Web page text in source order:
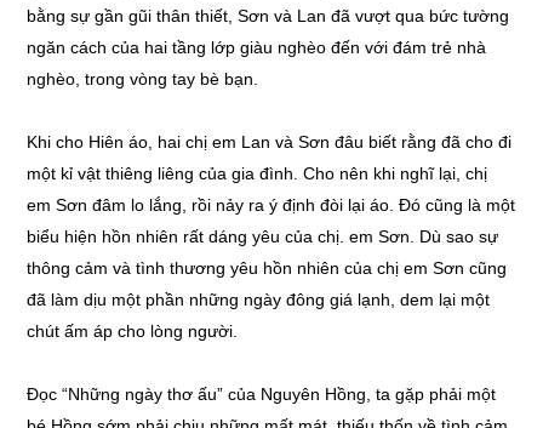
bằng sự gần gũi thân thiết, Sơn và Lan đã vượt qua bức tường
ngăn cách của hai tầng lớp giàu nghèo đến với đám trẻ nhà
nghèo, trong vòng tay bè bạn.
Khi cho Hiên áo, hai chị em Lan và Sơn đâu biết rằng đã cho đi
một kỉ vật thiêng liêng của gia đình. Cho nên khi nghĩ lại, chị
em Sơn đâm lo lắng, rồi nảy ra ý định đòi lại áo. Đó cũng là một
biểu hiện hồn nhiên rất dáng yêu của chị. em Sơn. Dù sao sự
thông cảm và tình thương yêu hồn nhiên của chị em Sơn cũng
đã làm dịu một phần những ngày đông giá lạnh, dem lại một
chút ấm áp cho lòng người.
Đọc “Những ngày thơ ấu” của Nguyên Hồng, ta gặp phải một